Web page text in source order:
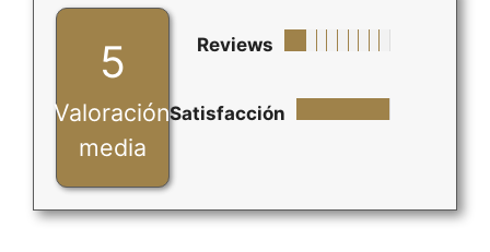
5
Valoración
media
Reviews
Satisfacción